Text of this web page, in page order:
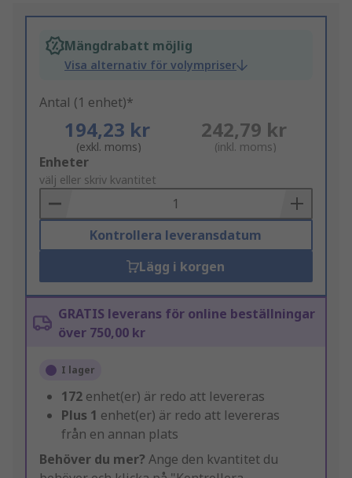
Mängdrabatt möjlig
Visa alternativ för volympriser
Antal (1 enhet)*
194,23 kr
(exkl. moms)
242,79 kr
(inkl. moms)
Add
to
Basket
Enheter
välj eller skriv kvantitet
Kontrollera leveransdatum
Lägg i korgen
GRATIS leverans för online beställningar
över 750,00 kr
I lager
172 enhet(er) är redo att levereras
Plus 1 enhet(er) är redo att levereras
från en annan plats
Behöver du mer? Ange den kvantitet du